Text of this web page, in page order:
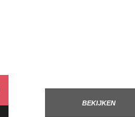
BEKIJKEN